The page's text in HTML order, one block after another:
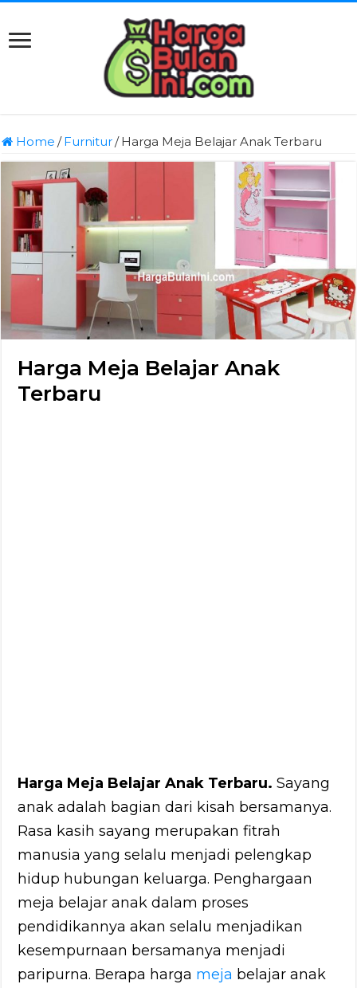
Home /Furnitur/Harga Meja Belajar Anak Terbaru
Harga Meja Belajar Anak
Terbaru
Harga Meja Belajar Anak Terbaru.Sayang
anak adalah bagian dari kisah bersamanya.
Rasa kasih sayang merupakan fitrah
manusia yang selalu menjadi pelengkap
hidup hubungan keluarga. Penghargaan
meja belajar anak dalam proses
pendidikannya akan selalu menjadikan
kesempurnaan bersamanya menjadi
paripurna. Berapa harga meja belajar anak